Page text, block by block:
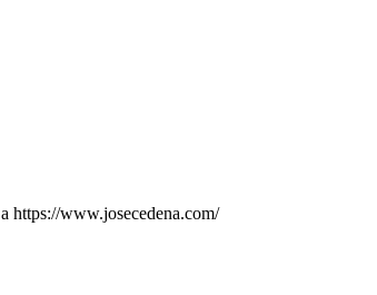
https://www.josecedena.com/